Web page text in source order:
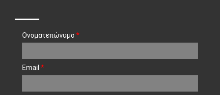
Ονοματεπώνυμο *
Email *